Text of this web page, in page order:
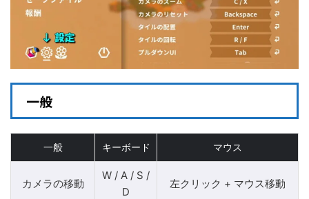
一般
一般 キーボード マウス
カメラの移動
W / A / S /
D
左クリック + マウス移動